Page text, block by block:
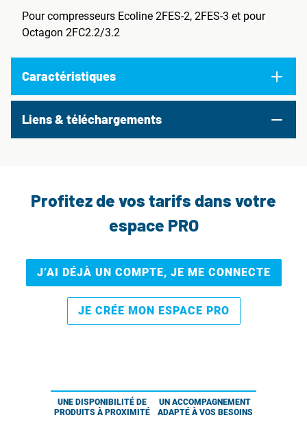
Pour compresseurs Ecoline 2FES-2, 2FES-3 et pour
Octagon 2FC2.2/3.2
Caractéristiques
Liens & téléchargements
Profitez de vos tarifs dans votre
espace PRO
J’AI DÉJÀ UN COMPTE, JE ME CONNECTE
JE CRÉE MON ESPACE PRO
UNE DISPONIBILITÉ DE
PRODUITS À PROXIMITÉ
UN ACCOMPAGNEMENT
ADAPTÉ À VOS BESOINS